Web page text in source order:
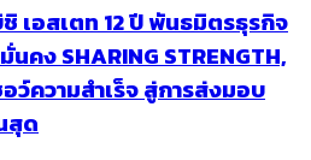
เอสเตท 12 ปี พันธมิตรธุรกิจ
คง SHARING STRENGTH,
ว์ความสำเร็จ สู่การส่งมอบ
สุด